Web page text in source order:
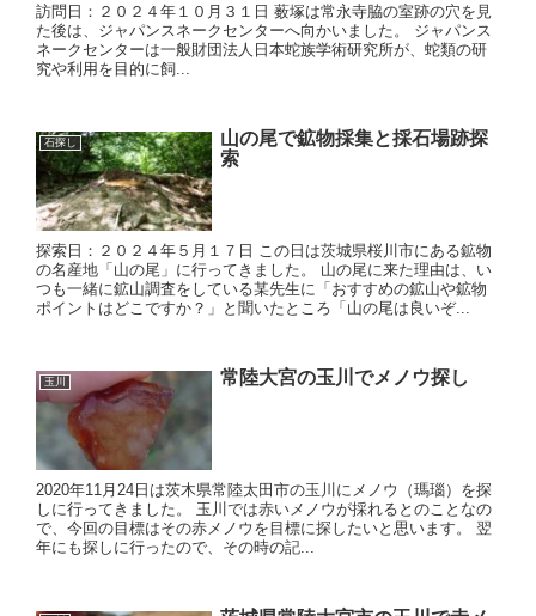
訪問日：２０２４年１０月３１日 薮塚は常永寺脇の室跡の穴を見
た後は、ジャパンスネークセンターへ向かいました。 ジャパンス
ネークセンターは一般財団法人日本蛇族学術研究所が、蛇類の研
究や利用を目的に飼...
石探し
山の尾で鉱物採集と採石場跡探
索
探索日：２０２４年５月１７日 この日は茨城県桜川市にある鉱物
の名産地「山の尾」に行ってきました。 山の尾に来た理由は、い
つも一緒に鉱山調査をしている某先生に「おすすめの鉱山や鉱物
ポイントはどこですか？」と聞いたところ「山の尾は良いぞ...
玉川 常陸大宮の玉川でメノウ探し
2020年11月24日は茨木県常陸太田市の玉川にメノウ（瑪瑙）を探
しに行ってきました。 玉川では赤いメノウが採れるとのことなの
で、今回の目標はその赤メノウを目標に探したいと思います。 翌
年にも探しに行ったので、その時の記...